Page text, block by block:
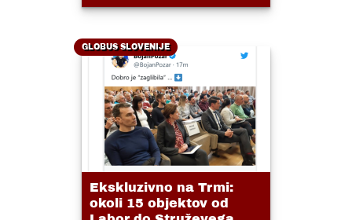
GLOBUS SLOVENIJE
Ekskluzivno na Trmi:
okoli 15 objektov od